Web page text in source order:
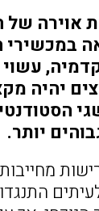
אוירה
במכשירי
יהיה
יותר.